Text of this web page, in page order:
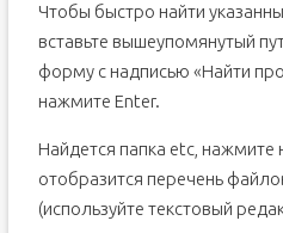
Чтобы быстро найти
вставьте вышеупомянутый
форму с надписью «Найти
нажмите Enter.
Найдется папка etc, нажмите
отобразится перечень
(используйте текстовый